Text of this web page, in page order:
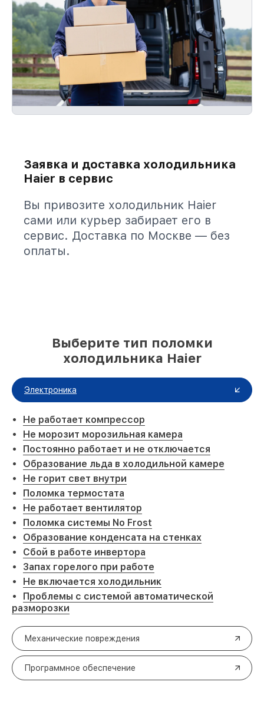
Заявка и доставка холодильника
Haier в сервис
Вы привозите холодильник Haier
сами или курьер забирает его в
сервис. Доставка по Москве — без
оплаты.
Выберите тип поломки
холодильника Haier
Электроника
Не работает компрессор
Не морозит морозильная камера
Постоянно работает и не отключается
Образование льда в холодильной камере
Не горит свет внутри
Поломка термостата
Не работает вентилятор
Поломка системы No Frost
Образование конденсата на стенках
Сбой в работе инвертора
Запах горелого при работе
Не включается холодильник
Проблемы с системой автоматической
разморозки
Механические повреждения
Программное обеспечение